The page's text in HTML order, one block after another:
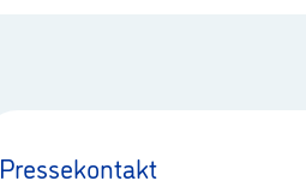
Pressekontakt